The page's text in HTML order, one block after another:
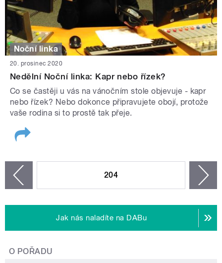
Noční linka
20. prosinec 2020
Nedělní Noční linka: Kapr nebo řízek?
Co se častěji u vás na vánočním stole objevuje - kapr
nebo řízek? Nebo dokonce připravujete obojí, protože
vaše rodina si to prostě tak přeje.
204
Jak nás naladíte na DABu
O POŘADU